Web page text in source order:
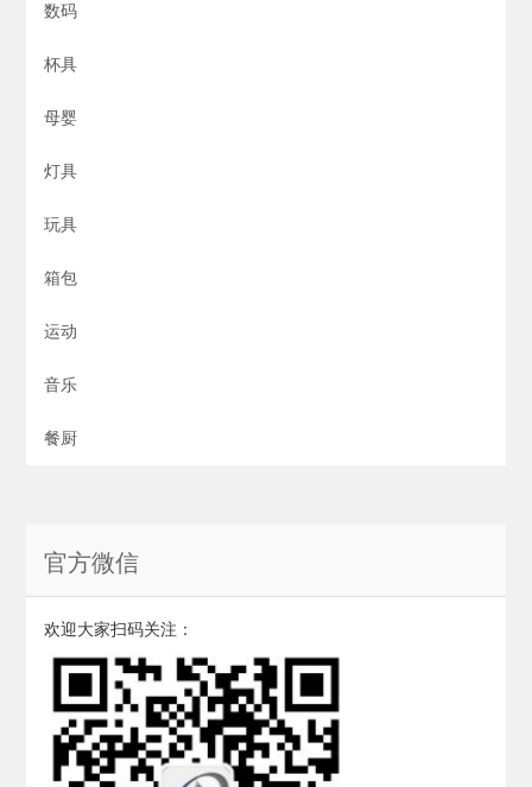
数码
杯具
母婴
灯具
玩具
箱包
运动
音乐
餐厨
官方微信
欢迎大家扫码关注：